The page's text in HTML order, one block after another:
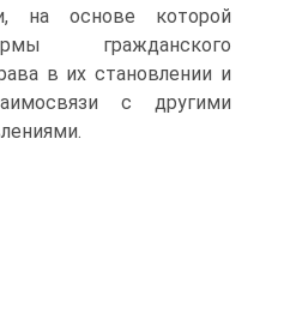
на основе которой
гражданского
в их становлении и
с другими